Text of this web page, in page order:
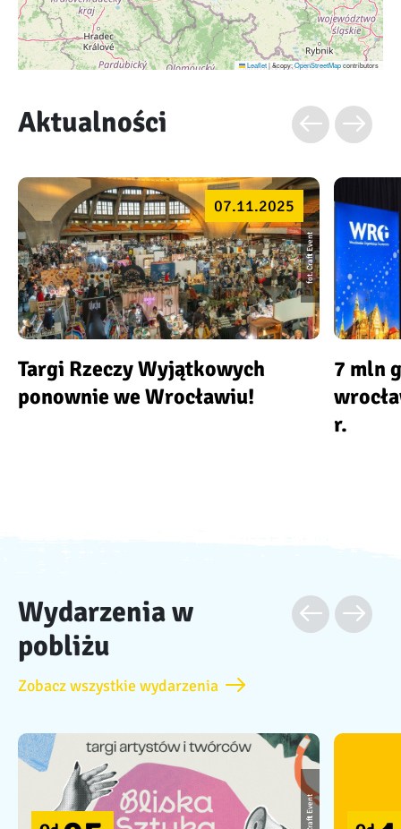
Leaflet|&copy;OpenStreetMapcontributors
Aktualności
fot. Craft Event
07.11.2025
Targi Rzeczy Wyjątkowych
ponownie we Wrocławiu!
7 mln
r.
Wydarzenia w
pobliżu
Zobacz wszystkie wydarzenia
Craft Event